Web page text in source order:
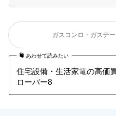
ガスコンロ・ガステ
あわせて読みたい
住宅設備・生活家電の高価
ローバー8